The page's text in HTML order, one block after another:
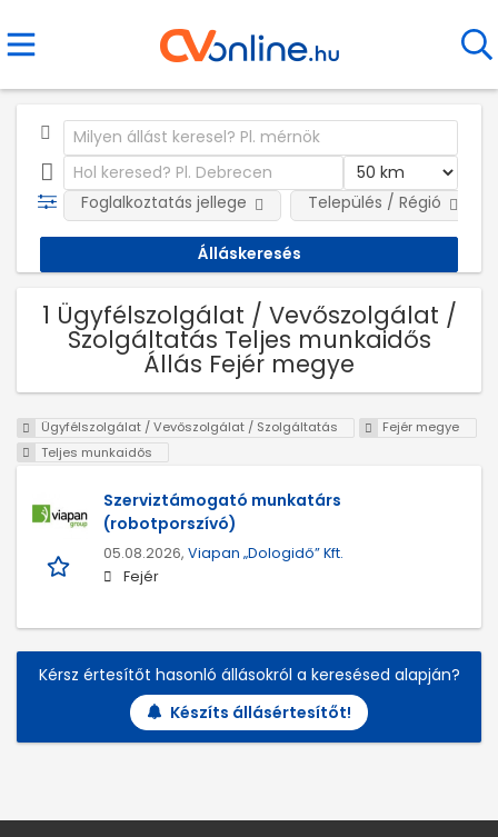
Foglalkoztatás jellege Település / Régió
1 Ügyfélszolgálat / Vevőszolgálat /
Szolgáltatás Teljes munkaidős
Állás Fejér megye
Ügyfélszolgálat / Vevőszolgálat / Szolgáltatás
Fejér megye
Teljes munkaidős
Szerviztámogató munkatárs
(robotporszívó)
05.08.2026, Viapan „Dologidő” Kft.
Fejér
Kérsz értesítőt hasonló állásokról a keresésed alapján?
Készíts állásértesítőt!